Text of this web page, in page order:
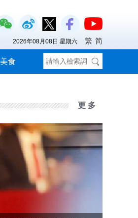
美食
2026年08月08日 星期六 繁 简
更 多